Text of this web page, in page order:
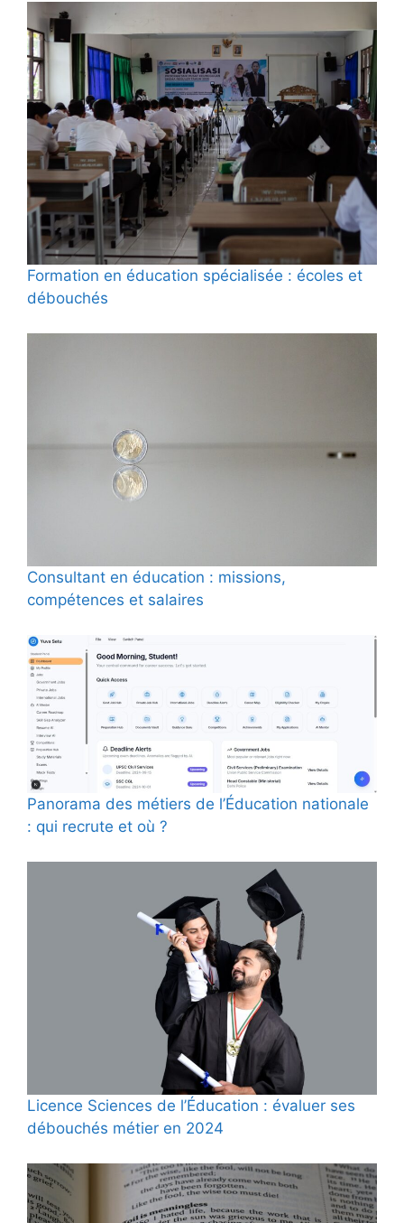
Formation en éducation spécialisée : écoles et
débouchés
Consultant en éducation : missions,
compétences et salaires
Panorama des métiers de l’Éducation nationale
: qui recrute et où ?
Licence Sciences de l’Éducation : évaluer ses
débouchés métier en 2024